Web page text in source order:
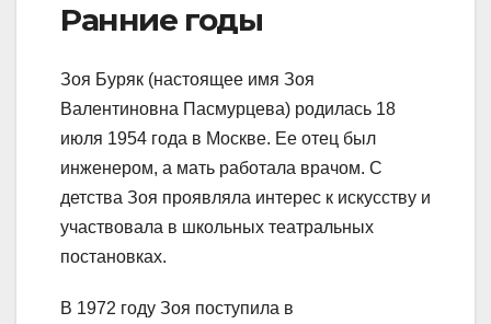
Ранние годы
Зоя Буряк (настоящее имя Зоя
Валентиновна Пасмурцева) родилась 18
июля 1954 года в Москве. Ее отец был
инженером, а мать работала врачом. С
детства Зоя проявляла интерес к искусству и
участвовала в школьных театральных
постановках.
В 1972 году Зоя поступила в